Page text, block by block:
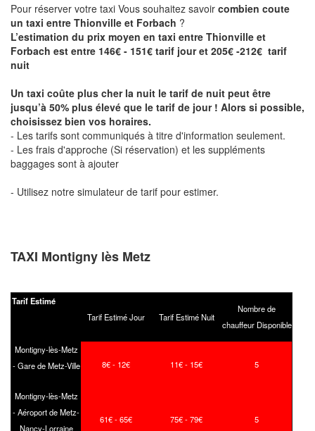
Pour réserver votre taxi Vous souhaitez savoir combien coute
un taxi entre Thionville et Forbach ?
L’estimation du prix moyen en taxi entre Thionville et
Forbach est entre 146€ - 151€ tarif jour et 205€ -212€ tarif
nuit
Un taxi coûte plus cher la nuit le tarif de nuit peut être
jusqu’à 50% plus élevé que le tarif de jour ! Alors si possible,
choisissez bien vos horaires.
- Les tarifs sont communiqués à titre d'information seulement.
- Les frais d'approche (Si réservation) et les suppléments
baggages sont à ajouter
- Utilisez notre simulateur de tarif pour estimer.
TAXI Montigny lès Metz
Tarif Estimé
Tarif Estimé Jour
Tarif Estimé Nuit
Nombre de
chauffeur Disponible
Montigny-lès-Metz
- Gare de Metz-Ville
8€ - 12€ 11€ - 15€ 5
Montigny-lès-Metz
- Aéroport de Metz-
Nancy-Lorraine
61€ - 65€ 75€ - 79€ 5